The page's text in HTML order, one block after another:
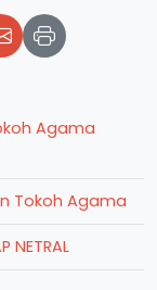
Agama
Tokoh Agama
NETRAL